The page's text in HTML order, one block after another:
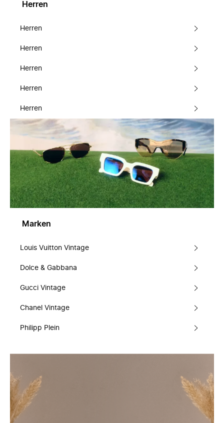
Herren
Herren
Herren
Herren
Herren
Herren
Marken
Louis Vuitton Vintage
Dolce & Gabbana
Gucci Vintage
Chanel Vintage
Philipp Plein